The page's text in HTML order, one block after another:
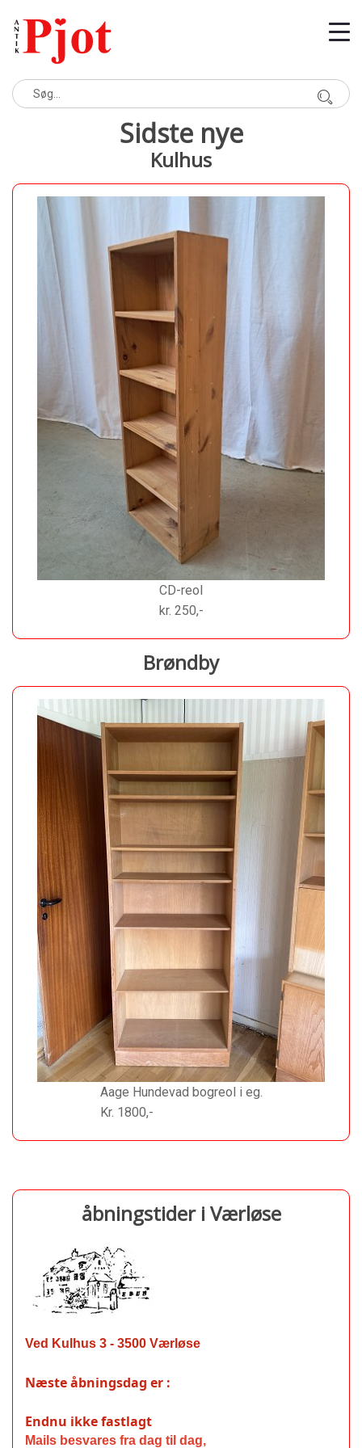
Sidste nye
Kulhus
CD-reol
kr. 250,-
Brøndby
Aage Hundevad bogreol i eg.
Kr. 1800,-
åbningstider i Værløse
Ved Kulhus 3 - 3500 Værløse
Næste åbningsdag er :
Endnu ikke fastlagt
Mails besvares fra dag til dag,